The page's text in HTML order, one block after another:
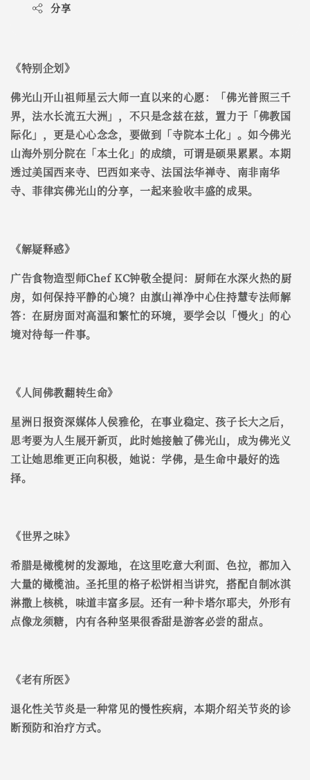
分享
《特别企划》
佛光山开山祖师星云大师一直以来的心愿：「佛光普照三千
界，法水长流五大洲」，不只是念兹在兹，置力于「佛教国
际化」，更是心心念念，要做到「寺院本土化」。如今佛光
山海外别分院在「本土化」的成绩，可谓是硕果累累。本期
透过美国西来寺、巴西如来寺、法国法华禅寺、南非南华
寺、菲律宾佛光山的分享，一起来验收丰盛的成果。
《解疑释惑》
广告食物造型师Chef KC钟敬全提问：厨师在水深火热的厨
房，如何保持平静的心境？由旗山禅净中心住持慧专法师解
答：在厨房面对高温和繁忙的环境，要学会以「慢火」的心
境对待每一件事。
《人间佛教翻转生命》
星洲日报资深媒体人侯雅伦，在事业稳定、孩子长大之后，
思考要为人生展开新页，此时她接触了佛光山，成为佛光义
工让她思维更正向积极，她说：学佛，是生命中最好的选
择。
《世界之味》
希腊是橄榄树的发源地，在这里吃意大利面、色拉，都加入
大量的橄榄油。圣托里的格子松饼相当讲究，搭配自制冰淇
淋撒上核桃，味道丰富多层。还有一种卡塔尔耶夫，外形有
点像龙须糖，内有各种坚果很香甜是游客必尝的甜点。
《老有所医》
退化性关节炎是一种常见的慢性疾病，本期介绍关节炎的诊
断预防和治疗方式。